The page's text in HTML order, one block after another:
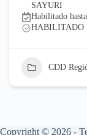
SAYURI
Habilitado
HABILITADO
CDD
Copyright © 2026 -